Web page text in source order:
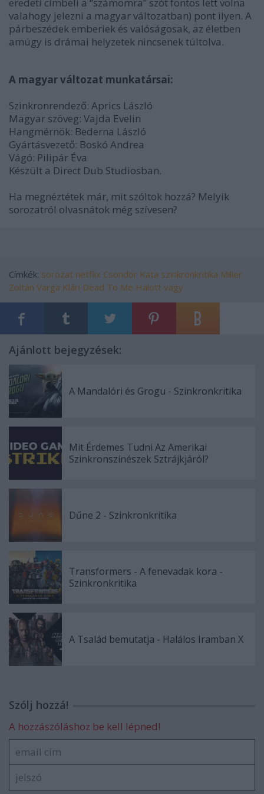
eredeti címbeli a “számomra” szót fontos lett volna
valahogy jelezni a magyar változatban) pont ilyen. A
párbeszédek emberiek és valóságosak, az életben
amúgy is drámai helyzetek nincsenek túltolva.
A magyar változat munkatársai:
Szinkronrendező: Aprics László
Magyar szöveg: Vajda Evelin
Hangmérnök: Bederna László
Gyártásvezető: Boskó Andrea
Vágó: Pilipár Éva
Készült a Direct Dub Studiosban.
Ha megnéztétek már, mit szóltok hozzá? Melyik
sorozatról olvasnátok még szívesen?
Címkék: sorozat netflix Csondor Kata szinkronkritika Miller
Zoltán Varga Klári Dead To Me Halott vagy
Ajánlott bejegyzések:
A Mandalóri és Grogu - Szinkronkritika
Mit Érdemes Tudni Az Amerikai
Szinkronszínészek Sztrájkjáról?
Dűne 2 - Szinkronkritika
Transformers - A fenevadak kora -
Szinkronkritika
A Tsalád bemutatja - Halálos Iramban X
Szólj hozzá!
A hozzászóláshoz be kell lépned!